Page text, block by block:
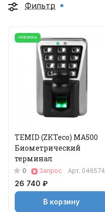
Фильтр
НОВИНКА
TEMID (ZKTeco) MA500
Биометрический
терминал
0 Запрос Арт. 046574
26 740 ₽
В корзину